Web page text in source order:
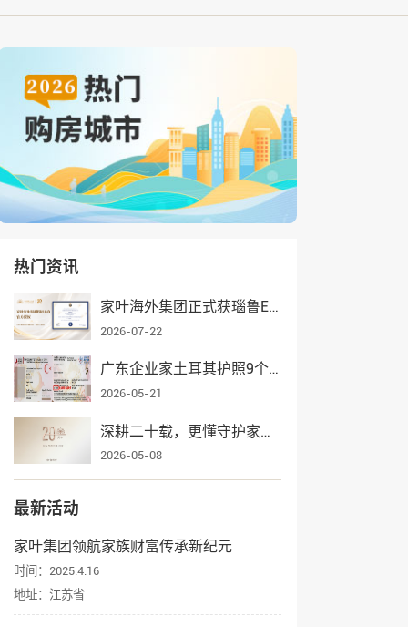
热门资讯
家叶海外集团正式获瑙鲁ECRCP项目官方授权，身份规划服务再添权威认证
2026-07-22
广东企业家土耳其护照9个月获批，家叶海外全流程护航一家三口入籍
2026-05-21
深耕二十载，更懂守护家业——家叶海外集团辉煌发展纪实
2026-05-08
最新活动
家叶集团领航家族财富传承新纪元
时间：2025.4.16
地址：江苏省